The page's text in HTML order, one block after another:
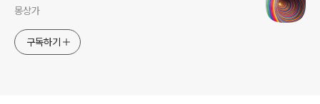
몽상가
구독하기